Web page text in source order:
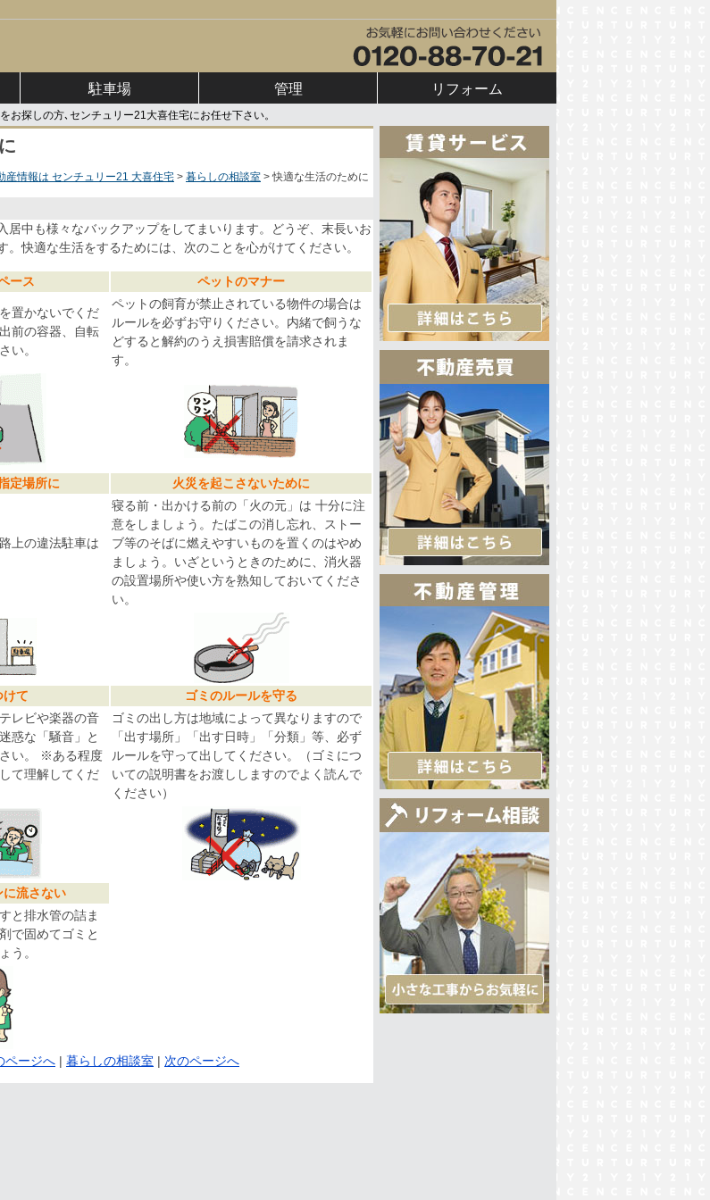
駐車場 管理 リフォーム
探しの方､センチュリー21大喜住宅にお任せ下さい。
産情報は センチュリー21 大喜住宅 暮らしの相談室 快適な生活のために
居中も様々なバックアップをしてまいります。どうぞ、末長いお
。快適な生活をするためには、次のことを心がけてください。
ース ペットのマナー
置かないでくだ
前の容器、自転
い。
ペットの飼育が禁止されている物件の場合は
ルールを必ずお守りください。内緒で飼うな
どすると解約のうえ損害賠償を請求されま
す。
定場所に 火災を起こさないために
上の違法駐車は
寝る前・出かける前の「火の元」は 十分に注
意をしましょう。たばこの消し忘れ、ストー
ブ等のそばに燃えやすいものを置くのはやめ
ましょう。いざというときのために、消火器
の設置場所や使い方を熟知しておいてくださ
い。
けて
ゴミのルールを守る
レビや楽器の音
惑な「騒音」と
い。 ※ある程度
て理解してくだ
ゴミの出し方は地域によって異なりますので
「出す場所」「出す日時」「分類」等、必ず
ルールを守って出してください。（ゴミにつ
いての説明書をお渡ししますのでよく読んで
ください）
に流さない
と排水管の詰ま
で固めてゴミと
う。
ページへ | 暮らしの相談室 | 次のページへ